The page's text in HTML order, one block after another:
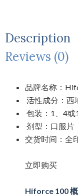
Description
Reviews (0)
品牌名称：
活性成分：西
包装： 1 4或
剂型：口服片
交货时间：全
立即购买
Hiforce 100